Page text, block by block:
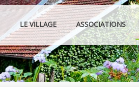
LE VILLAGE ASSOCIATIONS